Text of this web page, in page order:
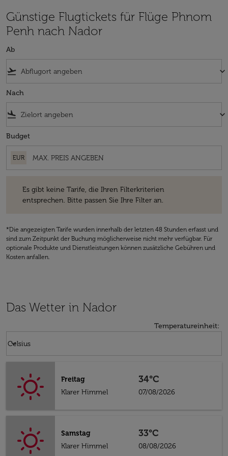
Günstige Flugtickets für Flüge Phnom
Penh nach Nador
Ab
flight_takeoff keyboard_arrow_down
Nach
flight_land keyboard_arrow_down
Budget
EUR
Es gibt keine Tarife, die Ihren Filterkriterien
entsprechen. Bitte passen Sie Ihre Filter an.
*Die angezeigten Tarife wurden innerhalb der letzten 48 Stunden erfasst und
sind zum Zeitpunkt der Buchung möglicherweise nicht mehr verfügbar. Für
optionale Produkte und Dienstleistungen können zusätzliche Gebühren und
Kosten anfallen.
Das Wetter in Nador
Temperatureinheit:
Celsius
keyboard_arrow_down
Freitag
Klarer Himmel
34°C
07/08/2026
Samstag
Klarer Himmel
33°C
08/08/2026